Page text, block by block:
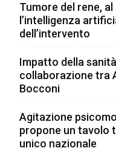
Tumore del rene,
l’intelligenza
dell’intervento
Impatto della
collaborazione tra
Bocconi
Agitazione
propone un tavolo
unico nazionale